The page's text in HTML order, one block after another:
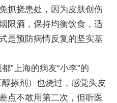
抓挠患处，因为皮肤创伤
限酒，保持均衡饮食，适
是预防病情反复的坚实基
”上海的病友“小李”的
搽剂）也烧过，感觉头皮
点不敢用第二次，但听医